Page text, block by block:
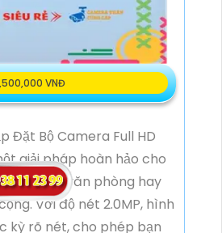
VNĐ
Đặt Bộ Camera Full HD
giải pháp hoàn hảo cho
tại nhà, văn phòng hay
Với độ nét 2.0MP, hình
kỳ rõ nét, cho phép bạn